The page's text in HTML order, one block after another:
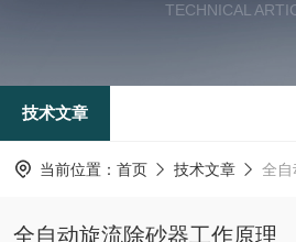
TECHNICAL
技术文章
当前位置： 首页 技术文章 全自
全自动旋流除砂器工作原理